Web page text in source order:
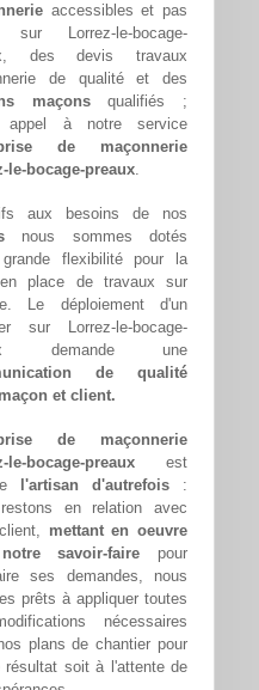
accessibles et pas
sur Lorrez-le-bocage-
des devis travaux
de qualité et des
maçonsqualifiés ;
appel à notre service
de maçonnerie
le-bocage-preaux.
aux besoins de nos
nous sommes dotés
flexibilité pour la
place de travaux sur
Le déploiement d'un
sur Lorrez-le-bocage-
demande une
de qualité
et client.
de maçonnerie
le-bocage-preaux est
l'artisan d'autrefois :
en relation avec
mettant en oeuvre
savoir-faire pour
ses demandes, nous
prêts à appliquer toutes
nécessaires
plans de chantier pour
résultat soit à l'attente de